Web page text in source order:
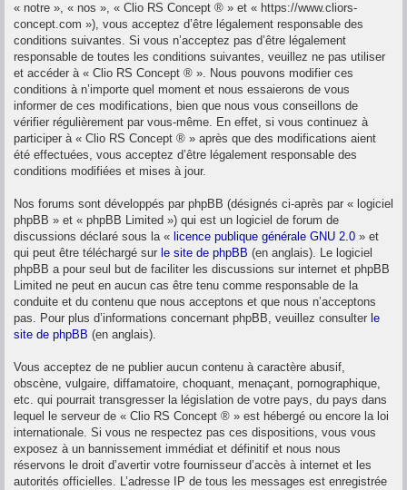
« notre », « nos », « Clio RS Concept ® » et « https://www.cliors-
concept.com »), vous acceptez d’être légalement responsable des
conditions suivantes. Si vous n’acceptez pas d’être légalement
responsable de toutes les conditions suivantes, veuillez ne pas utiliser
et accéder à « Clio RS Concept ® ». Nous pouvons modifier ces
conditions à n’importe quel moment et nous essaierons de vous
informer de ces modifications, bien que nous vous conseillons de
vérifier régulièrement par vous-même. En effet, si vous continuez à
participer à « Clio RS Concept ® » après que des modifications aient
été effectuées, vous acceptez d’être légalement responsable des
conditions modifiées et mises à jour.
Nos forums sont développés par phpBB (désignés ci-après par « logiciel
phpBB » et « phpBB Limited ») qui est un logiciel de forum de
discussions déclaré sous la « licence publique générale GNU 2.0 » et
qui peut être téléchargé sur le site de phpBB (en anglais). Le logiciel
phpBB a pour seul but de faciliter les discussions sur internet et phpBB
Limited ne peut en aucun cas être tenu comme responsable de la
conduite et du contenu que nous acceptons et que nous n’acceptons
pas. Pour plus d’informations concernant phpBB, veuillez consulter le
site de phpBB (en anglais).
Vous acceptez de ne publier aucun contenu à caractère abusif,
obscène, vulgaire, diffamatoire, choquant, menaçant, pornographique,
etc. qui pourrait transgresser la législation de votre pays, du pays dans
lequel le serveur de « Clio RS Concept ® » est hébergé ou encore la loi
internationale. Si vous ne respectez pas ces dispositions, vous vous
exposez à un bannissement immédiat et définitif et nous nous
réservons le droit d’avertir votre fournisseur d’accès à internet et les
autorités officielles. L’adresse IP de tous les messages est enregistrée